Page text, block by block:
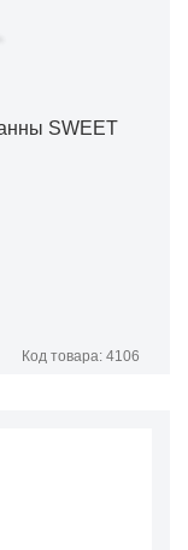
SWEET
Код товара: 4106